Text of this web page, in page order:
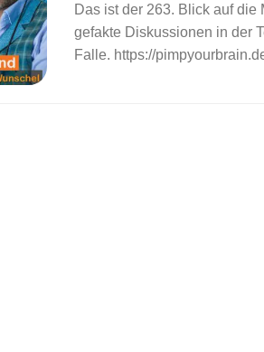
Das ist der 263. Blick auf
gefakte Diskussionen in der
Falle. https://